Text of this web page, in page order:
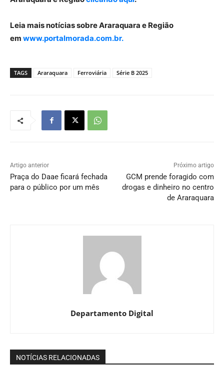
Leia mais notícias sobre Araraquara e Região
em www.portalmorada.com.br.
TAGS Araraquara Ferroviária Série B 2025
Artigo anterior
Praça do Daae ficará fechada
para o público por um mês
Próximo artigo
GCM prende foragido com
drogas e dinheiro no centro
de Araraquara
Departamento Digital
NOTÍCIAS RELACIONADAS